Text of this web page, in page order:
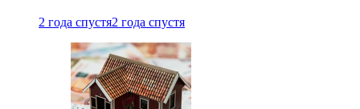
2 года спустя2 года спустя